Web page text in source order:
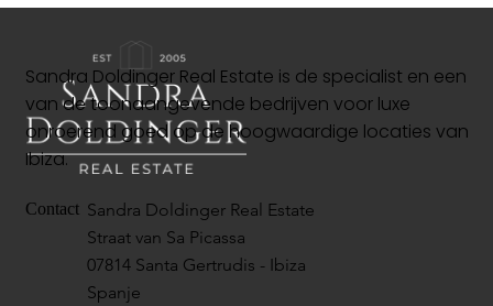
Sandra Doldinger Real Estate is de specialist en een
van de toonaangevende bedrijven voor luxe
onroerend goed op de hoogwaardige locaties van
Ibiza.
Contact Sandra Doldinger Real Estate
Straat van Sa Picassa
07814 Santa Gertrudis - Ibiza
Spanje